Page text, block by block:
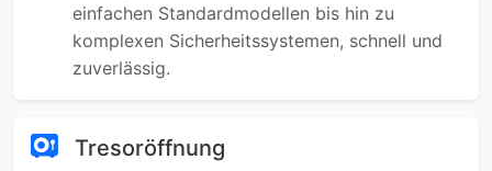
einfachen Standardmodellen bis hin zu
komplexen Sicherheitssystemen, schnell und
zuverlässig.
Tresoröffnung